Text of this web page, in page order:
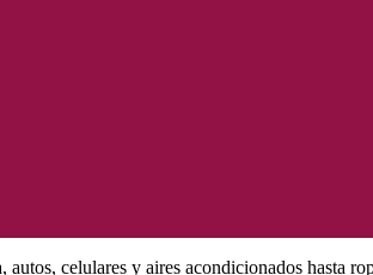
celulares y aires acondicionados hasta